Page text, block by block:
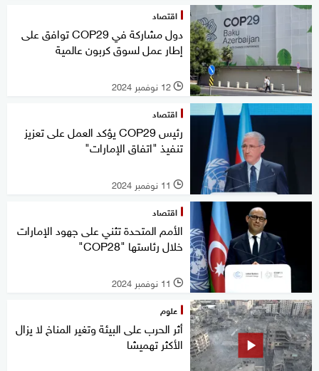
اقتصاد
دول مشاركة في COP29 توافق على
إطار عمل لسوق كربون عالمية
l 12 نوفمبر 2024
اقتصاد
رئيس COP29 يؤكد العمل على تعزيز
تنفيذ "اتفاق الإمارات"
l 11 نوفمبر 2024
اقتصاد
الأمم المتحدة تثني على جهود الإمارات
خلال رئاستها "COP28"
l 11 نوفمبر 2024
علوم
أثر الحرب على البيئة وتغير المناخ لا يزال
الأكثر تهميشا